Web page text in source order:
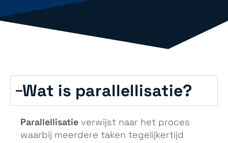
Wat is parallellisatie?
Parallellisatie verwijst naar het proces
waarbij meerdere taken tegelijkertijd